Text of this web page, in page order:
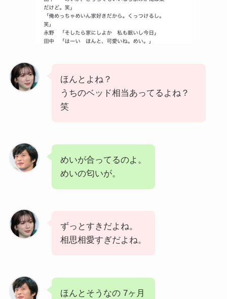
ほんとよね？
うちのベッド相当あってるよね？
笑
めいが合ってるのよ。
めいの匂いが。
ずっとすきだよね。
相思相愛すぎだよね。
ほんとそうなの 7ヶ月